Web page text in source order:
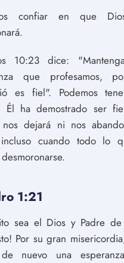
confiar en que
10:23 dice:
que profesamos,
es fiel". Podemos
Él ha demostrado ser
dejará ni nos
cuando todo lo
1:21
sea el Dios y Padre
Por su gran
nuevo una